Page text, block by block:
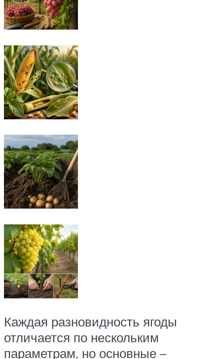
Каждая разновидность ягоды
отличается по нескольким
параметрам, но основные –